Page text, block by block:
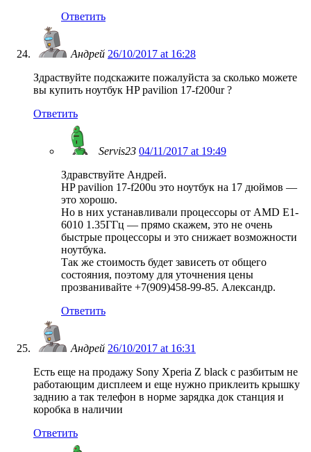
Ответить
Андрей 26/10/2017 at 16:28
Здраствуйте подскажите пожалуйста за сколько можете
вы купить ноутбук HP pavilion 17-f200ur ?
Ответить
Servis23 04/11/2017 at 19:49
Здравствуйте Андрей.
HP pavilion 17-f200u это ноутбук на 17 дюймов —
это хорошо.
Но в них устанавливали процессоры от AMD E1-
6010 1.35ГГц — прямо скажем, это не очень
быстрые процессоры и это снижает возможности
ноутбука.
Так же стоимость будет зависеть от общего
состояния, поэтому для уточнения цены
прозванивайте +7(909)458-99-85. Александр.
Ответить
Андрей 26/10/2017 at 16:31
Есть еще на продажу Sony Xperia Z black с разбитым не
работающим дисплеем и еще нужно приклеить крышку
заднию а так телефон в норме зарядка док станция и
коробка в наличии
Ответить